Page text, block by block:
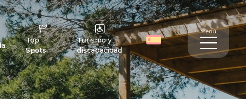
Top
Spots
Turismo y
discapacidad
Menú